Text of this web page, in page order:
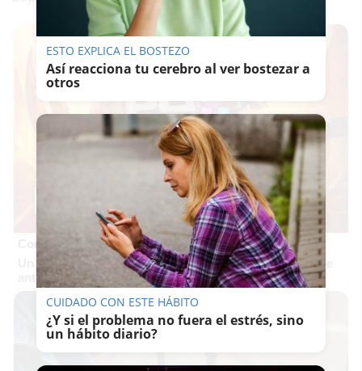
Corepunk MMORPG
Un verdadero MMORPG de la vieja escuela ¡Cómo los de
antes, pero mejor!
ESTO EXPLICA EL BOSTEZO
Así reacciona tu cerebro al ver bostezar a
otros
CUIDADO CON ESTE HÁBITO
¿Y si el problema no fuera el estrés, sino
un hábito diario?